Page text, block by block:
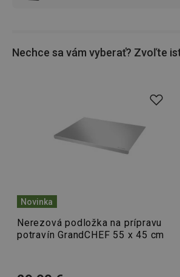
Nechce sa vám vyberať? Zvoľte
Novinka
Nerezová podložka na prípravu
potravín GrandCHEF 55 x 45 cm